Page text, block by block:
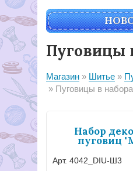
Пуговицы
Магазин Шитье
Пуговицы в
Набор
пуговиц
Арт. 4042_DIU-Ш3